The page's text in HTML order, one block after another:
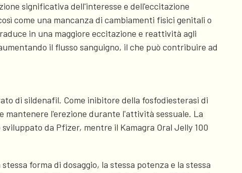
significativa dell'interesse e dell'eccitazione
come una mancanza di cambiamenti fisici genitali o
in una maggiore eccitazione e reattività agli
il flusso sanguigno, il che può contribuire ad
di sildenafil. Come inibitore della fosfodiesterasi di
mantenere l'erezione durante l'attività sessuale. La
da Pfizer, mentre il Kamagra Oral Jelly 100
forma di dosaggio, la stessa potenza e la stessa